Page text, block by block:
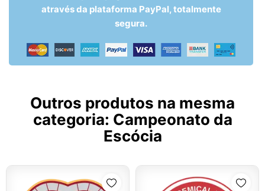
através da plataforma PayPal, totalmente
segura.
Outros produtos na mesma
categoria: Campeonato da
Escócia